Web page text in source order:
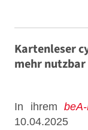
Kartenleser
mehr nutzbar
In ihrem